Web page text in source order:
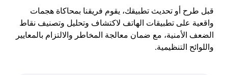
قبل طرح أو تحديث تطبيقك، يقوم فريقنا بمحاكاة هجمات
واقعية على تطبيقات الهاتف لاكتشاف وتحليل وتصنيف نقاط
الضعف الأمنية، مع ضمان معالجة المخاطر والالتزام بالمعايير
واللوائح التنظيمية.